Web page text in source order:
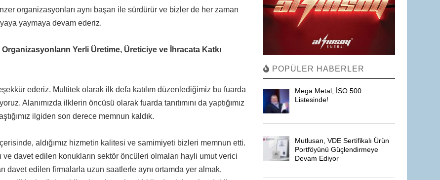
organizasyonları aynı başarı ile sürdürür ve bizler de her zaman
yaymaya devam ederiz.
Yerli Üretime, Üreticiye ve İhracata Katkı
ederiz. Multitek olarak ilk defa katılım düzenlediğimiz bu fuarda
Alanımızda ilklerin öncüsü olarak fuarda tanıtımını da yaptığımız
ilgiden son derece memnun kaldık.
aldığımız hizmetin kalitesi ve samimiyeti bizleri memnun etti.
davet edilen konukların sektör öncüleri olmaları hayli umut verici
davet edilen firmalarla uzun saatlerle aynı ortamda yer almak,
POPÜLER HABERLER
Mega Metal, İSO 500
Listesinde!
Mutlusan, VDE Sertifikalı Ürün
Portföyünü Güçlendirmeye
Devam Ediyor